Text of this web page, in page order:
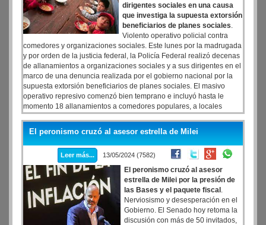
dirigentes sociales en una causa
que investiga la supuesta extorsión
beneficiarios de planes sociales.
Violento operativo policial contra
comedores y organizaciones sociales. Este lunes por la madrugada
y por orden de la justicia federal, la Policía Federal realizó decenas
de allanamientos a organizaciones sociales y a sus dirigentes en el
marco de una denuncia realizada por el gobierno nacional por la
supuesta extorsión beneficiarios de planes sociales. El masivo
operativo represivo comenzó bien temprano e incluyó hasta le
momento 18 allanamientos a comedores populares, a locales
partidarios y a domicilios de dirigentes del Polo Obrero, Movimiento
Barrios de Pie y el Frente Organizaciones en Lucha (FOL).
El peronismo cruzó al asesor estrella de Milei
Leer más... 13/05/2024 (7582)
El peronismo cruzó al asesor
estrella de Milei por la presión de
las Bases y el paquete fiscal .
Nerviosismo y desesperación en el
Gobierno. El Senado hoy retoma la
discusión con más de 50 invitados,